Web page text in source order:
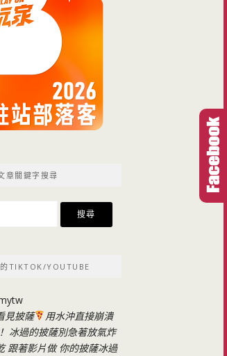
章關鍵字搜尋
TIKTOK/YOUTUBE
見披薩
用水沖直接崩潰
冰過的披薩別急著放氣炸
跟著影片做 你的披薩冰過